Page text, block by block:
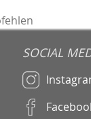
SOCIAL